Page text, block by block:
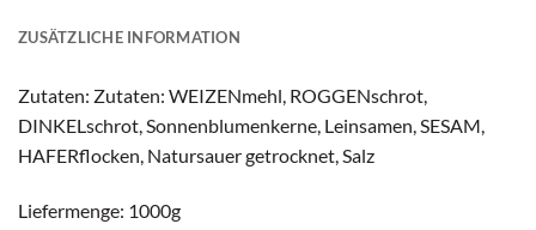
ZUSÄTZLICHE INFORMATION
Zutaten: Zutaten: WEIZENmehl, ROGGENschrot,
DINKELschrot, Sonnenblumenkerne, Leinsamen, SESAM,
HAFERflocken, Natursauer getrocknet, Salz
Liefermenge: 1000g